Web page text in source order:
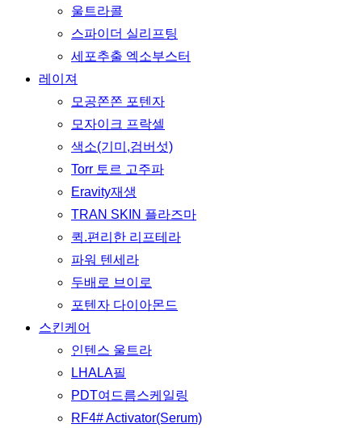
울트라콜
스파이더 실리프팅
세포추출 엑소부스터
레이져
모공쫀쫀 포텐자
모자이크 프락셀
색소(기미,검버섯)
Torr 토르 고주파
Eravity재생
TRAN SKIN 플라즈마
퀵.편리한 리프테라
파워 텐세라
두배로 브이로
포텐자 다이아몬드
스킨케어
인텐스 울트라
LHALA필
PDT여드름스케일링
RF4# Activator(Serum)